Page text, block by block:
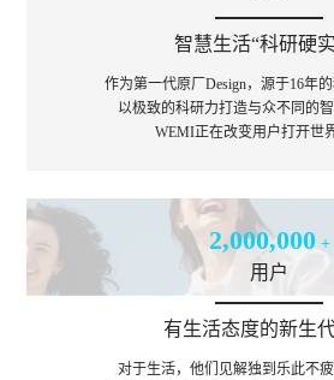
智慧生活“科研硬
作为第一代原厂Design，源于16年的
以极致的科研力打造与众不同的智
WEMI正在改变用户打开世
2,000,000 +
用户
有生活态度的新生
对于生活，他们见解独到乐此不疲